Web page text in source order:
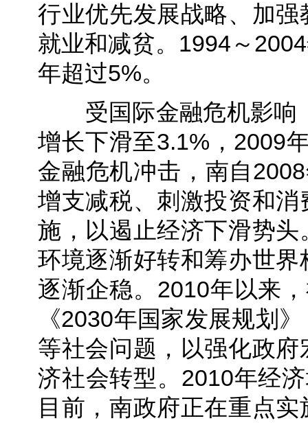
行业优先发展战略、加
就业和减贫。1994～
年超过5%。
受国际金融危机影响
增长下滑至3.1%，2009
金融危机冲击，南自
增支减税、刺激投资和
施，以遏止经济下滑势
环境逐渐好转和筹办世
逐渐企稳。2010年以来
《2030年国家发展规划
等社会问题，以强化政
济社会转型。2010年经
目前，南政府正在重点实